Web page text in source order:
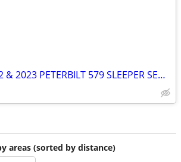
◄◄◄ FLEET 2022 & 2023 PETERBILT 579 SLEEPER SEMI TRUCKS ►►►
areas (sorted by distance)